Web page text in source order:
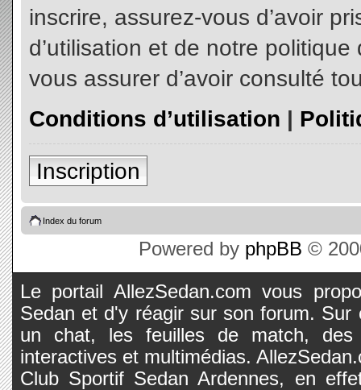
inscrire, assurez-vous d’avoir
d’utilisation et de notre
vous assurer d’avoir consulté
Conditions d’utilisation |
Inscription
Index du forum
Powered by phpBB ©
Le portail AllezSedan.com vous
Sedan et d'y réagir sur son forum.
un chat, les feuilles de match, des
interactives et multimédias.
Club Sportif Sedan Ardennes, en